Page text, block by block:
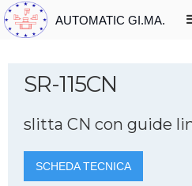
AUTOMATIC GI.MA.
SR-115CN
slitta CN con guide
SCHEDA TECNICA